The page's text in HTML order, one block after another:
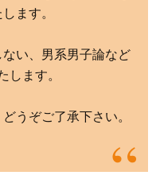
ます。
ない、男系男子論など
します。
うぞご了承下さい。